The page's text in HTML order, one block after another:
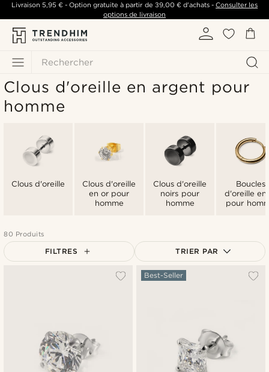
Rechercher
Livraison 5,95 €- Option gratuite à partir de 39,00 €d'achats -Consulter les
options de livraison
Clous d'oreille en argent pour
homme
Clous d'oreille
Clous d'oreille
en or pour
homme
Clous d'oreille
noirs pour
homme
Boucles
d'oreille en
pour
80 Produits
FILTRES TRIER PAR
Le plus populaire
Best-Seller